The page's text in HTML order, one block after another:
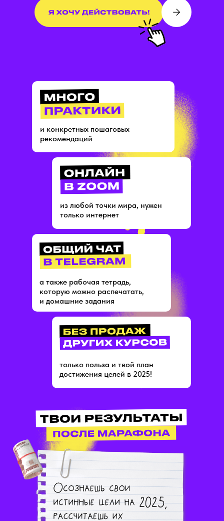
и конкретных пошаговых
рекомендаций
из любой точки мира, нужен
только интернет
а также рабочая тетрадь,
которую можно распечатать,
и домашние задания
только польза и твой план
достижения целей в 2025!